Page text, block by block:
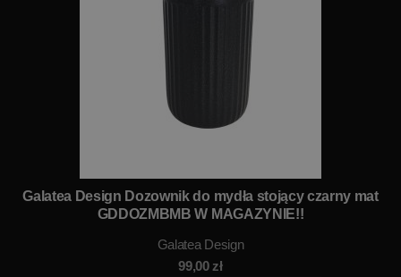
Galatea Design Dozownik do mydła stojący czarny mat
GDDOZMBMB W MAGAZYNIE!!
Galatea Design
99,00zł